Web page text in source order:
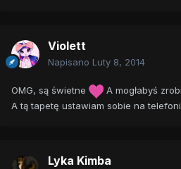
Violett
Napisano Luty 8, 2014
OMG, są świetne
A mogłabyś
A tą tapetę ustawiam sobie na
Lyka Kimba